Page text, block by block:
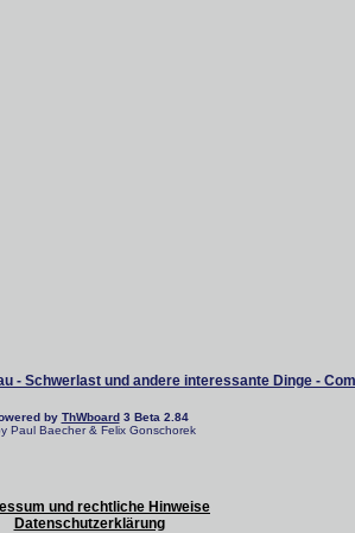
- Schwerlast und andere interessante Dinge -
by ThWboard3 Beta 2.84
Paul Baecher & Felix Gonschorek
und rechtliche Hinweise
Datenschutzerklärung